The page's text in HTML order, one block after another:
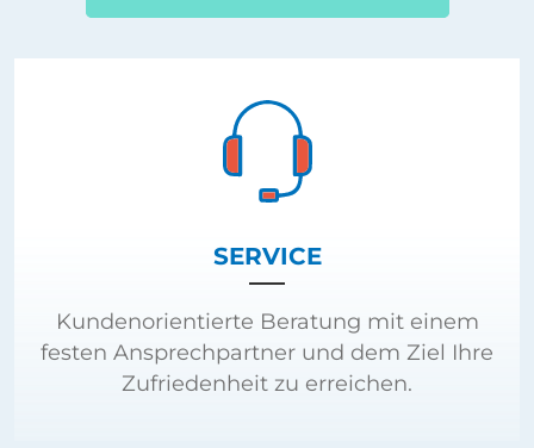
SERVICE
Kundenorientierte Beratung mit einem
festen Ansprechpartner und dem Ziel Ihre
Zufriedenheit zu erreichen.